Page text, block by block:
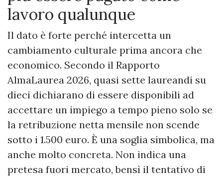
lavoro qualunque
Il dato è forte perché intercetta un
cambiamento culturale prima ancora che
economico. Secondo il Rapporto
AlmaLaurea 2026, quasi sette laureandi su
dieci dichiarano di essere disponibili ad
accettare un impiego a tempo pieno solo se
la retribuzione netta mensile non scende
sotto i 1.500 euro. È una soglia simbolica, ma
anche molto concreta. Non indica una
pretesa fuori mercato, bensì il tentativo di